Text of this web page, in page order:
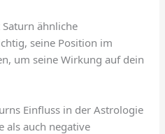
ähnliche
seine Position im
um seine Wirkung auf dein
Einfluss in der Astrologie
als auch negative